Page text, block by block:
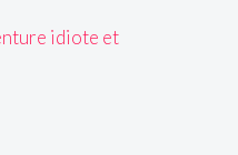
idiote et